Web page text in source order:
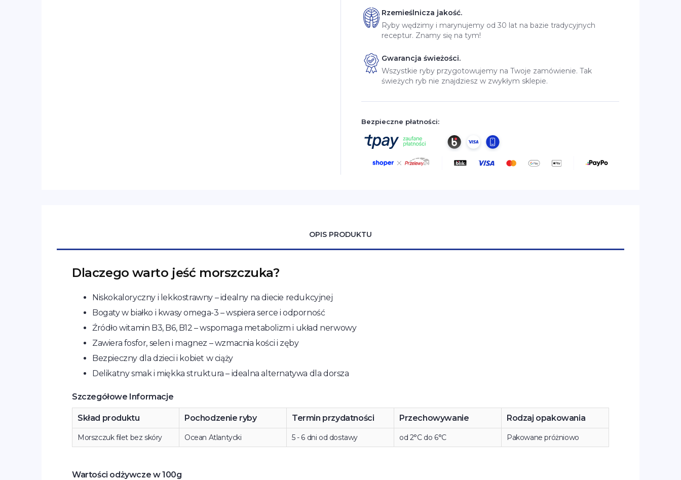
Rzemieślnicza jakość.
Ryby wędzimy i marynujemy od 30 lat na bazie tradycyjnych
receptur. Znamy się na tym!
Gwarancja świeżości.
Wszystkie ryby przygotowujemy na Twoje zamówienie. Tak
świeżych ryb nie znajdziesz w zwykłym sklepie.
Bezpieczne płatności:
OPIS PRODUKTU
Dlaczego warto jeść morszczuka?
Niskokaloryczny i lekkostrawny – idealny na diecie redukcyjnej
Bogaty w białko i kwasy omega-3 – wspiera serce i odporność
Źródło witamin B3, B6, B12 – wspomaga metabolizm i układ nerwowy
Zawiera fosfor, selen i magnez – wzmacnia kości i zęby
Bezpieczny dla dzieci i kobiet w ciąży
Delikatny smak i miękka struktura – idealna alternatywa dla dorsza
Szczegółowe Informacje
Skład produktu Pochodzenie ryby Termin przydatności Przechowywanie Rodzaj opakowania
Morszczuk filet bez skóry Ocean Atlantycki 5 - 6 dni od dostawy od 2°C do 6°C Pakowane próżniowo
Wartości odżywcze w 100g